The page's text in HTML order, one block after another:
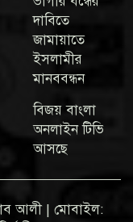
দাবিতে
জামায়াতে
ইসলামীর
মানববন্ধন
বিজয় বাংলা
অনলাইন টিভি
আসছে
আলী | মোবাইল: